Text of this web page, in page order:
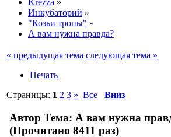
Инкубаторий »
"Козьи тропы" »
А вам нужна правда?
« предыдущая тема следующая тема »
Печать
Страницы: 1 2 3 » Все Вниз
Автор Тема: А вам нужна
(Прочитано 8411 раз)